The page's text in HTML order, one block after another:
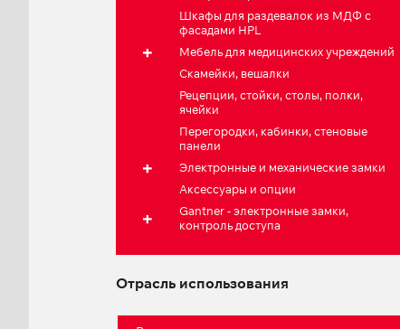
Шкафы для раздевалок из МДФ с
фасадами HPL
Мебель для медицинских учреждений
Скамейки, вешалки
Рецепции, стойки, столы, полки,
ячейки
Перегородки, кабинки, стеновые
панели
Электронные и механические замки
Аксессуары и опции
Gantner - электронные замки,
контроль доступа
Отрасль использования